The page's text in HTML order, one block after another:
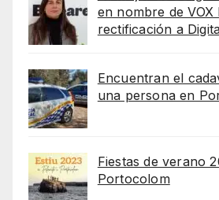
en nombre de VOX
rectificación a
Encuentran el
una persona en
Fiestas de verano
Portocolom